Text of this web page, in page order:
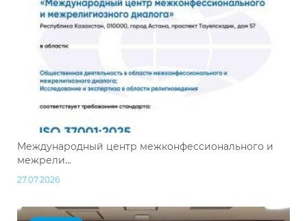
Международный центр межконфессионального и
межрели...
27.07.2026